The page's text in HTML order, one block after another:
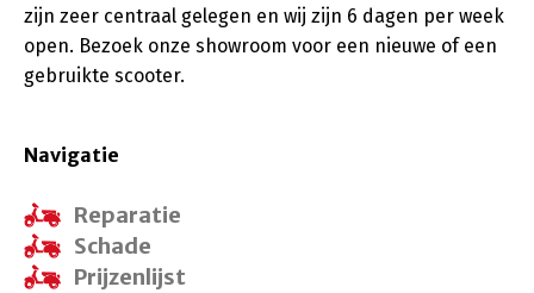
zijn zeer centraal gelegen en wij zijn 6 dagen per week
open. Bezoek onze showroom voor een nieuwe of een
gebruikte scooter.
Navigatie
Reparatie
Schade
Prijzenlijst